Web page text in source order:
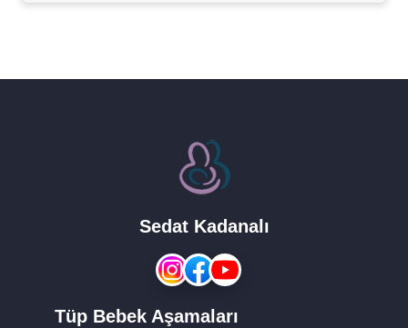
Sedat Kadanalı
Tüp Bebek Aşamaları